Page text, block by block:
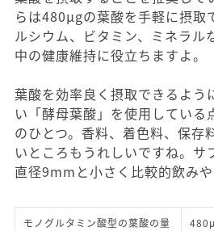
らは480μgの葉酸を手軽に摂取
ルシウム、ビタミン、ミネラル
中の健康維持に役立ちますよ。
葉酸を効率良く摂取できるよう
い「酵母葉酸」を使用している
のひとつ。香料、着色料、保存
いところもうれしいですね。サ
直径9mmと小さく比較的飲みや
モノグルタミン酸型の葉酸の量